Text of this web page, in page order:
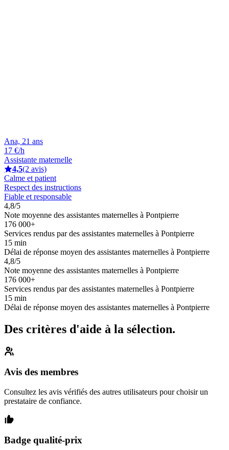
Ana, 21 ans
17 €/h
Assistante maternelle
4,5(2 avis)
Calme et patient
Respect des instructions
Fiable et responsable
4,8/5
Note moyenne des assistantes maternelles à Pontpierre
176 000+
Services rendus par des assistantes maternelles à Pontpierre
15 min
Délai de réponse moyen des assistantes maternelles à Pontpierre
4,8/5
Note moyenne des assistantes maternelles à Pontpierre
176 000+
Services rendus par des assistantes maternelles à Pontpierre
15 min
Délai de réponse moyen des assistantes maternelles à Pontpierre
Des critères d'aide à la sélection.
Avis des membres
Consultez les avis vérifiés des autres utilisateurs pour choisir un
prestataire de confiance.
Badge qualité-prix